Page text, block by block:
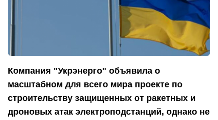
Компания "Укрэнерго" объявила о
масштабном для всего мира проекте по
строительству защищенных от ракетных и
дроновых атак электроподстанций, однако не